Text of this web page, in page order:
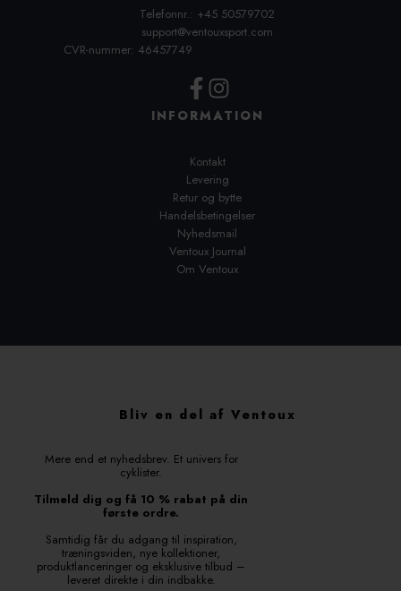
Telefonnr.: +45 50579702
support@ventouxsport.com
CVR-nummer: 46457749
INFORMATION
Kontakt
Levering
Retur og bytte
Handelsbetingelser
Nyhedsmail
Ventoux Journal
Om Ventoux
Bliv en del af Ventoux
Mere end et nyhedsbrev. Et univers for
cyklister.
Tilmeld dig og få 10 % rabat på din
første ordre.
Samtidig får du adgang til inspiration,
træningsviden, nye kollektioner,
produktlanceringer og eksklusive tilbud –
leveret direkte i din indbakke.